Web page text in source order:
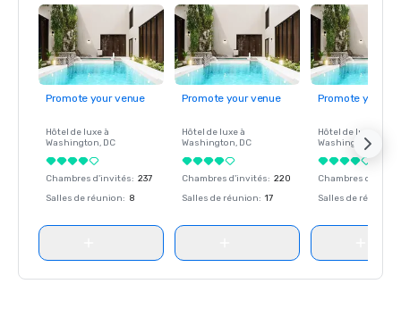
Promote your venue
Hôtel de luxe à
Washington, DC
Chambres d'invités: 237
Salles de réunion: 8
Promote your venue
Hôtel de luxe à
Washington, DC
Chambres d'invités: 220
Salles de réunion: 17
Promote your
Hôtel de luxe à
Washington
Chambres
Salles de réunion